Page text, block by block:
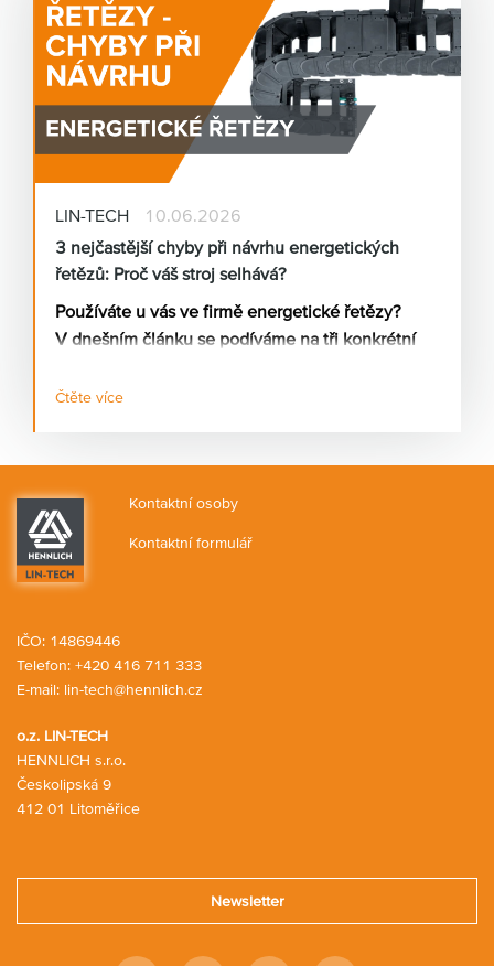
LIN-TECH
10.06.2026
3 nejčastější chyby při návrhu energetických
řetězů: Proč váš stroj selhává?
Používáte u vás ve firmě energetické řetězy?
V dnešním článku se podíváme na tři konkrétní
tak, jak má.
Čtěte více
Kontaktní osoby
Kontaktní formulář
o.z. LIN-TECH
HENNLICH s.r.o.
Českolipská 9
412 01 Litoměřice
IČO: 14869446
Telefon: +420 416 711 333
E-mail: lin-tech@hennlich.cz
Newsletter